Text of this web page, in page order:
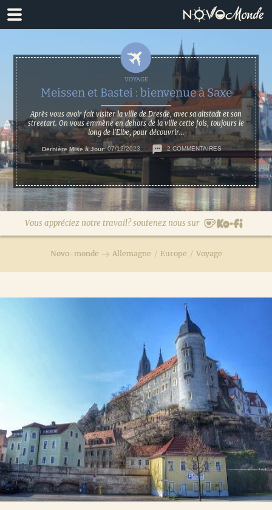
Passer
navigation
principale
Passer
au
principal
Vous appréciez notre travail? soutenez nous sur
Novo-monde Allemagne / Europe / Voyage
Meissen et Bastei : bienvenue à Saxe
Après vous avoir fait visiter la ville de Dresde, avec sa altstadt et son
streetart. On vous emmène en dehors de la ville cette fois, toujours le
long de l'Elbe, pour découvrir...
Dernière Mise à Jour: 07/12/2023 2 COMMENTAIRES